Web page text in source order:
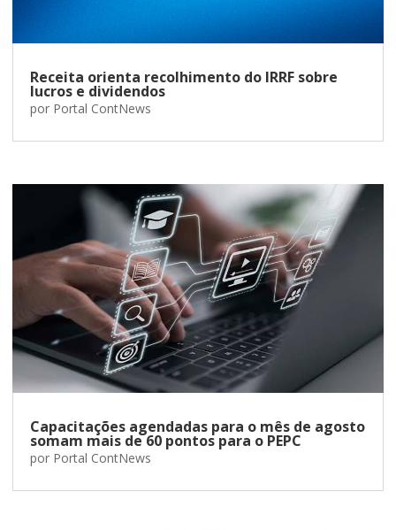
Receita orienta recolhimento do IRRF sobre
lucros e dividendos
por Portal ContNews
Capacitações agendadas para o mês de agosto
somam mais de 60 pontos para o PEPC
por Portal ContNews